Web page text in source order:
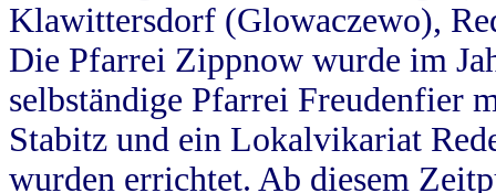
Klawittersdorf (Glowaczewo),
Die Pfarrei Zippnow wurde im
selbständige Pfarrei Freudenfier
Stabitz und ein Lokalvikariat
wurden errichtet. Ab diesem